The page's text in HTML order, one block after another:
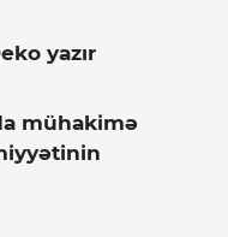
yazır
mühakimə